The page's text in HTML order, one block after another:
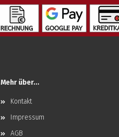
Mehr über...
Kontakt
Impressum
AGB